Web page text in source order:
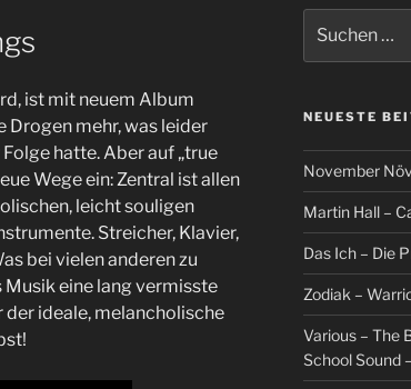
ist mit neuem Album
Drogen mehr, was leider
hatte. Aber auf „true
Wege ein: Zentral ist allen
leicht souligen
Streicher, Klavier,
bei vielen anderen zu
eine lang vermisste
der ideale, melancholische
nach:
NEUESTE
November
Martin Hall –
Das Ich – Die
Zodiak –
Various – The
School Sound